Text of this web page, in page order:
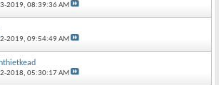
2019,08:39:36 AM
2019,09:54:49 AM
2018,05:30:17 AM